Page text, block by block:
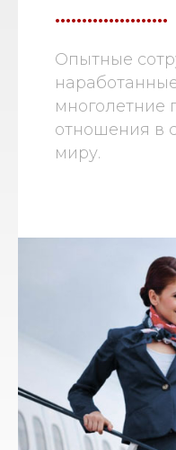
.....................
Опытные
многолетние
отношения в
миру.